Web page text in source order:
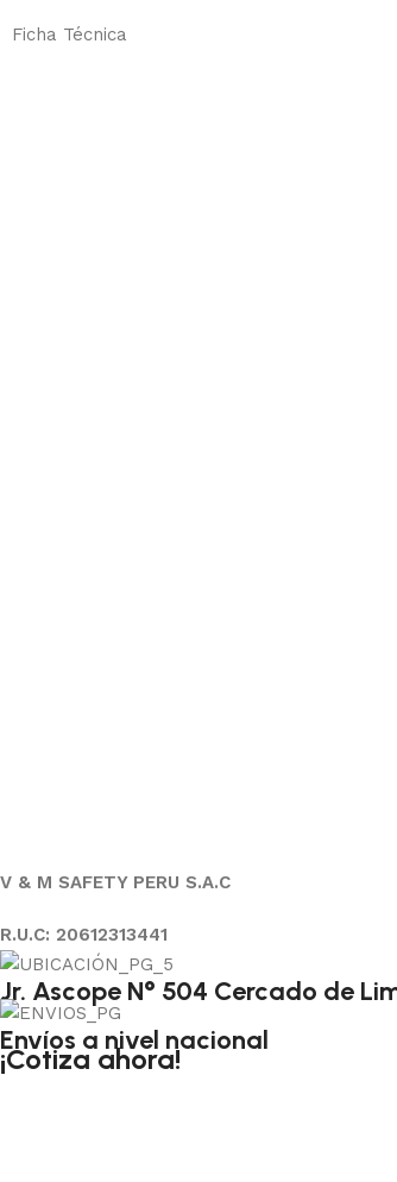
Ficha Técnica
V & M SAFETY PERU S.A.C
R.U.C: 20612313441
Jr. Ascope N° 504 Cercado de
Envíos a nivel nacional
¡Cotiza ahora!